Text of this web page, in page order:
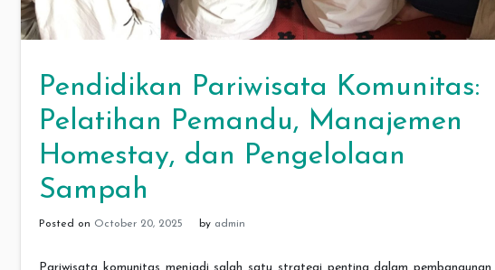
Pendidikan Pariwisata Komunitas:
Pelatihan Pemandu, Manajemen
Homestay, dan Pengelolaan
Sampah
Posted on October 20, 2025 by admin